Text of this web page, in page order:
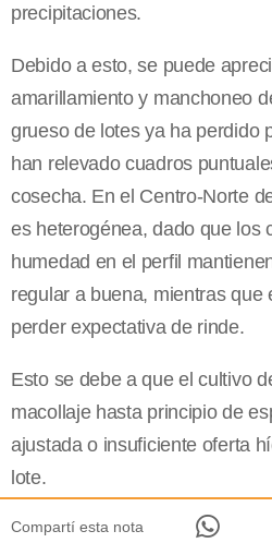
precipitaciones.
Debido a esto, se puede
amarillamiento y manchoneo
grueso de lotes ya ha perdido
han relevado cuadros
cosecha. En el Centro-Norte
es heterogénea, dado que los
humedad en el perfil
regular a buena, mientras que
perder expectativa de rinde.
Esto se debe a que el cultivo
macollaje hasta principio de
ajustada o insuficiente oferta
lote.
Compartí esta nota